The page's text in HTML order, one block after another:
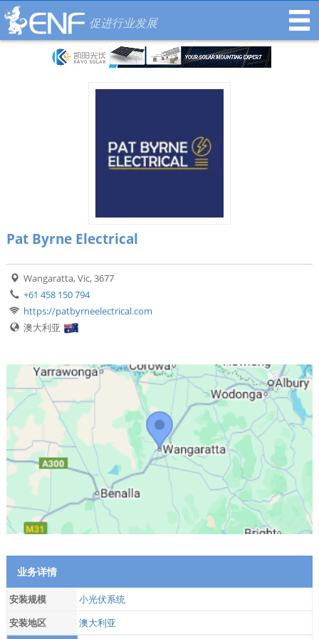
促进行业发展
Pat Byrne Electrical
Wangaratta, Vic, 3677
+61 458 150 794
https://patbyrneelectrical.com
澳大利亚
业务详情
安装规模
小光伏系统
安装地区
澳大利亚